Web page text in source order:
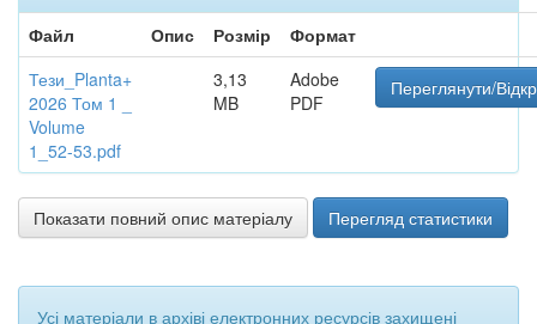
Файл
Опис Розмір
Формат
Тези_Planta+
2026 Том 1 _
Volume
1_52-53.pdf
3,13
MB
Adobe
PDF
Переглянути/
Показати повний опис матеріалу Перегляд статистики
Усі матеріали в архіві електронних ресурсів захищені